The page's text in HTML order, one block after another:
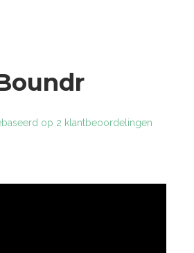
op 2 klantbeoordelingen